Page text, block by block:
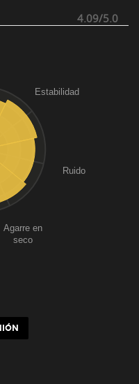
4.09/5.0
Estabilidad
Ruido
Agarre en
seco